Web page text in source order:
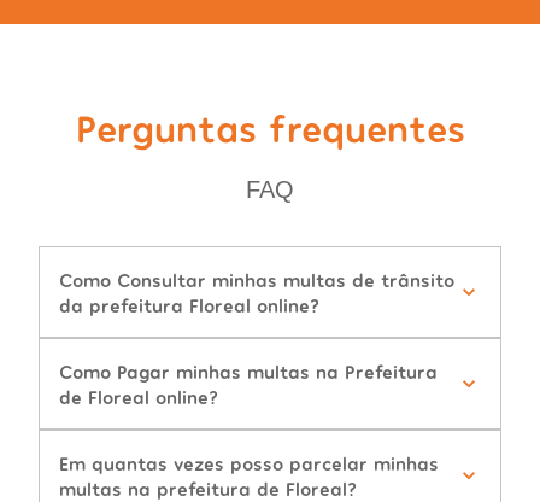
Perguntas frequentes
FAQ
Como Consultar minhas multas de trânsito
da prefeitura Floreal online?
Como Pagar minhas multas na Prefeitura
de Floreal online?
Em quantas vezes posso parcelar minhas
multas na prefeitura de Floreal?